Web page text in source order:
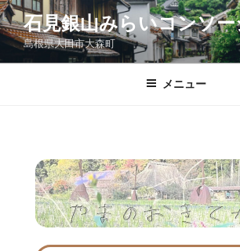
コ
ン
テ
ン
石見銀山みらいコンソー
島根県大田市大森町
メニュー